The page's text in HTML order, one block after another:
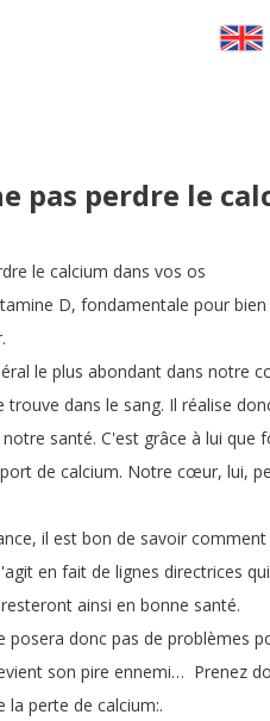
pas perdre le
le calcium dans vos os
D, fondamentale pour bien
.
le plus abondant dans notre
trouve dans le sang. Il réalise
notre santé. C'est grâce à lui que
de calcium. Notre cœur, lui,
, il est bon de savoir comment
en fait de lignes directrices qui
ainsi en bonne santé.
posera donc pas de problèmes
son pire ennemi… Prenez
la perte de calcium:.